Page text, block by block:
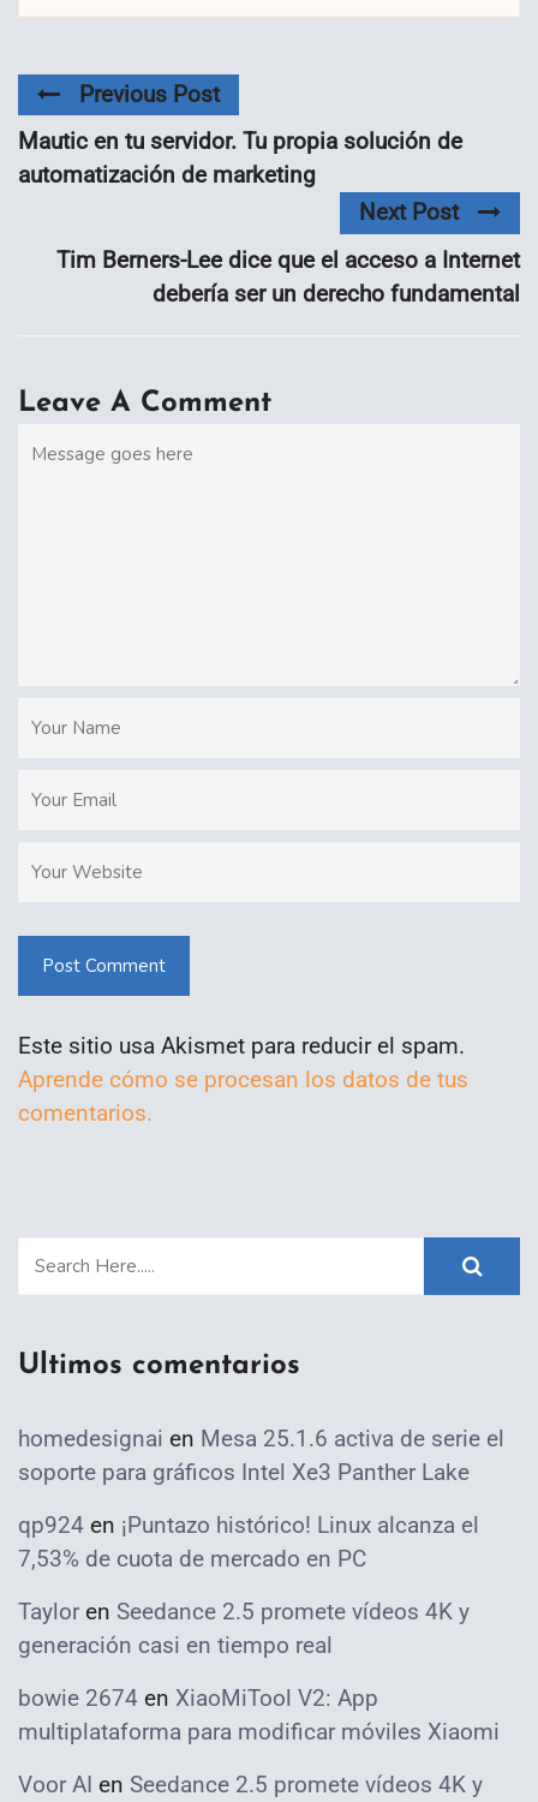
Previous Post
Mautic en tu servidor. Tu propia solución de
automatización de marketing
Next Post
Tim Berners-Lee dice que el acceso a Internet
debería ser un derecho fundamental
Leave A Comment
Post Comment
Este sitio usa Akismet para reducir el spam.
Aprende cómo se procesan los datos de tus
comentarios.
Ultimos comentarios
homedesignai en Mesa 25.1.6 activa de serie el
soporte para gráficos Intel Xe3 Panther Lake
qp924 en ¡Puntazo histórico! Linux alcanza el
7,53% de cuota de mercado en PC
Taylor en Seedance 2.5 promete vídeos 4K y
generación casi en tiempo real
bowie 2674 en XiaoMiTool V2: App
multiplataforma para modificar móviles Xiaomi
Voor AI en Seedance 2.5 promete vídeos 4K y